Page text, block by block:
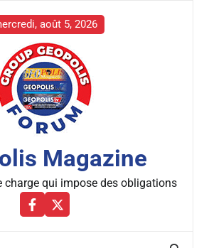
août 5, 2026
Magazine
charge qui impose des obligations
Facebbok
X